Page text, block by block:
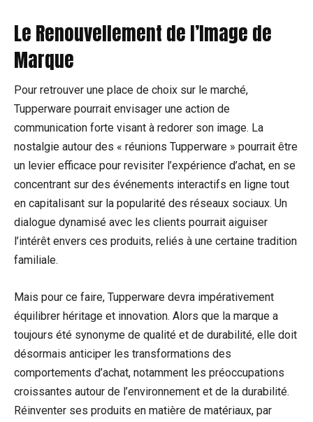
Le Renouvellement de l’Image de
Marque
Pour retrouver une place de choix sur le marché,
Tupperware pourrait envisager une action de
communication forte visant à redorer son image. La
nostalgie autour des « réunions Tupperware » pourrait être
un levier efficace pour revisiter l’expérience d’achat, en se
concentrant sur des événements interactifs en ligne tout
en capitalisant sur la popularité des réseaux sociaux. Un
dialogue dynamisé avec les clients pourrait aiguiser
l’intérêt envers ces produits, reliés à une certaine tradition
familiale.
Mais pour ce faire, Tupperware devra impérativement
équilibrer héritage et innovation. Alors que la marque a
toujours été synonyme de qualité et de durabilité, elle doit
désormais anticiper les transformations des
comportements d’achat, notamment les préoccupations
croissantes autour de l’environnement et de la durabilité.
Réinventer ses produits en matière de matériaux, par